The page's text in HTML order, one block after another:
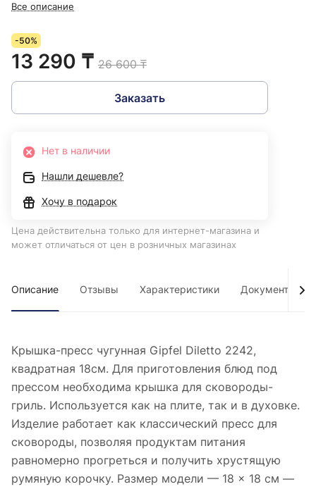
Все описание
-50%
13 290 ₸ 26 600 ₸
Заказать
Нет в наличии
Нашли дешевле?
Хочу в подарок
Цена действительна только для интернет-магазина и
может отличаться от цен в розничных магазинах
Описание Отзывы Характеристики Документы
Крышка-пресс чугунная Gipfel Diletto 2242,
квадратная 18см. Для приготовления блюд под
прессом необходима крышка для сковороды-
гриль. Используется как на плите, так и в духовке.
Изделие работает как классический пресс для
сковороды, позволяя продуктам питания
равномерно прогреться и получить хрустящую
румяную корочку. Размер модели — 18 × 18 см —